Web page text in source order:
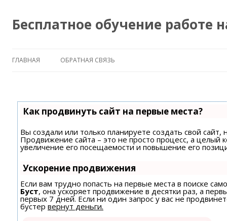
Бесплатное обучение работе
ГЛАВНАЯ ОБРАТНАЯ СВЯЗЬ
Как продвинуть сайт на первые места?
Вы создали или только планируете создать свой сайт,
Продвижение сайта – это не просто процесс, а целый
увеличение его посещаемости и повышение его
Ускорение продвижения
Если вам трудно попасть на первые места в поиске
Буст, она ускоряет продвижение в десятки раз, а
первых 7 дней. Если ни один запрос у вас не
бустер вернут деньги.